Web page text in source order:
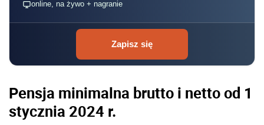
online, na żywo + nagranie
Zapisz się
Pensja minimalna brutto i netto od 1
stycznia 2024 r.